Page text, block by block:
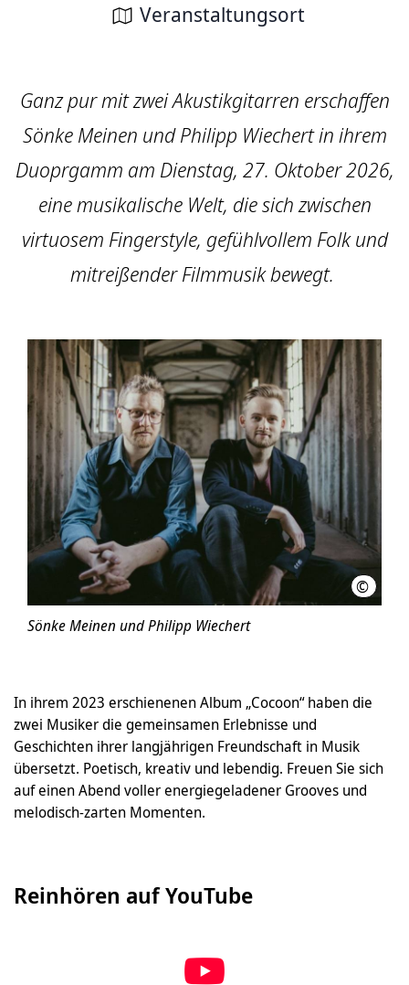
Veranstaltungsort
Ganz pur mit zwei Akustikgitarren erschaffen
Sönke Meinen und Philipp Wiechert in ihrem
Duoprgamm am Dienstag, 27. Oktober 2026,
eine musikalische Welt, die sich zwischen
virtuosem Fingerstyle, gefühlvollem Folk und
mitreißender Filmmusik bewegt.
©
Sönke Meinen und Philipp Wiechert
In ihrem 2023 erschienenen Album „Cocoon“ haben die
zwei Musiker die gemeinsamen Erlebnisse und
Geschichten ihrer langjährigen Freundschaft in Musik
übersetzt. Poetisch, kreativ und lebendig. Freuen Sie sich
auf einen Abend voller energiegeladener Grooves und
melodisch-zarten Momenten.
Reinhören auf YouTube